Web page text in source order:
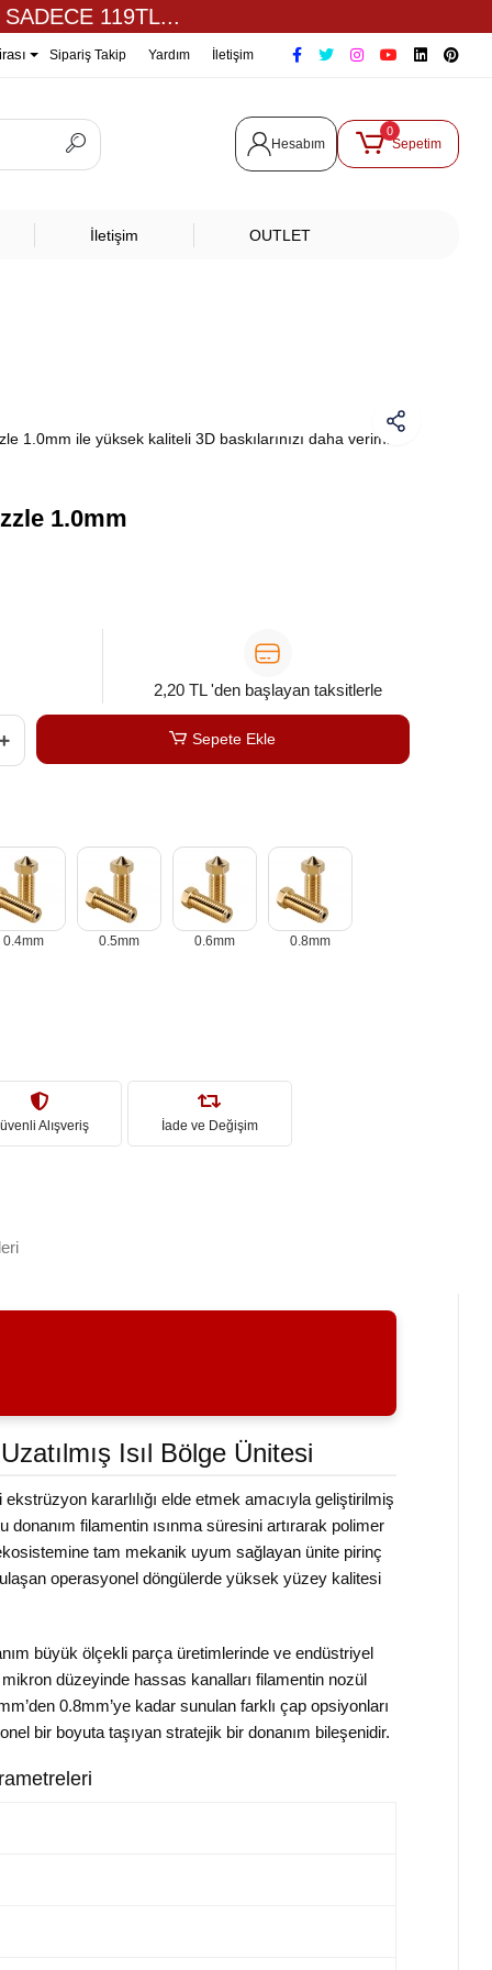
119TL...
Sipariş Takip Yardım İletişim
Hesabım
0
Sepetim
İletişim OUTLET
1.0mm ile yüksek kaliteli 3D baskılarınızı daha verimli
1.0mm
2,20 TL 'den başlayan taksitlerle
Sepete Ekle
0.4mm 0.5mm 0.6mm 0.8mm
Alışveriş İade ve Değişim
Isıl Bölge Ünitesi
kararlılığı elde etmek amacıyla geliştirilmiş
filamentin ısınma süresini artırarak polimer
tam mekanik uyum sağlayan ünite pirinç
operasyonel döngülerde yüksek yüzey kalitesi
büyük ölçekli parça üretimlerinde ve endüstriyel
düzeyinde hassas kanalları filamentin nozül
0.8mm’ye kadar sunulan farklı çap opsiyonları
bir boyuta taşıyan stratejik bir donanım bileşenidir.